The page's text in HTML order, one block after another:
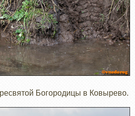
Богородицы в Ковырево.